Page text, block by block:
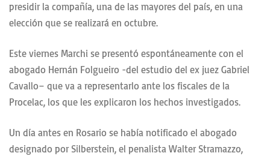
presidir la compañía, una de las mayores del país, en una
elección que se realizará en octubre.
Este viernes Marchi se presentó espontáneamente con el
abogado Hernán Folgueiro -del estudio del ex juez Gabriel
Cavallo– que va a representarlo ante los fiscales de la
Procelac, los que les explicaron los hechos investigados.
Un día antes en Rosario se había notificado el abogado
designado por Silberstein, el penalista Walter Stramazzo,